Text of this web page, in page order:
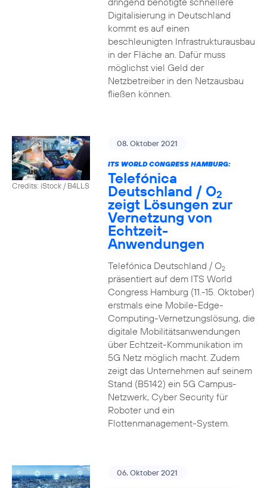
Digitalisierung in Deutschland
kommt es auf einen
beschleunigten Infrastrukturausbau
in der Fläche an. Dafür muss
möglichst viel Geld der
Netzbetreiber in den Netzausbau
fließen können.
Credits: iStock / B4LLS
08. Oktober 2021
ITS WORLD CONGRESS HAMBURG:
Telefónica
Deutschland / O2
zeigt Lösungen zur
Vernetzung von
Echtzeit-
Anwendungen
Telefónica Deutschland / O2
präsentiert auf dem ITS World
Congress Hamburg (11.-15. Oktober)
erstmals eine Mobile-Edge-
Computing-Vernetzungslösung, die
digitale Mobilitätsanwendungen
über Echtzeit-Kommunikation im
5G Netz möglich macht. Zudem
zeigt das Unternehmen auf seinem
Stand (B5142) ein 5G Campus-
Netzwerk, Cyber Security für
Roboter und ein
Flottenmanagement-System.
06. Oktober 2021